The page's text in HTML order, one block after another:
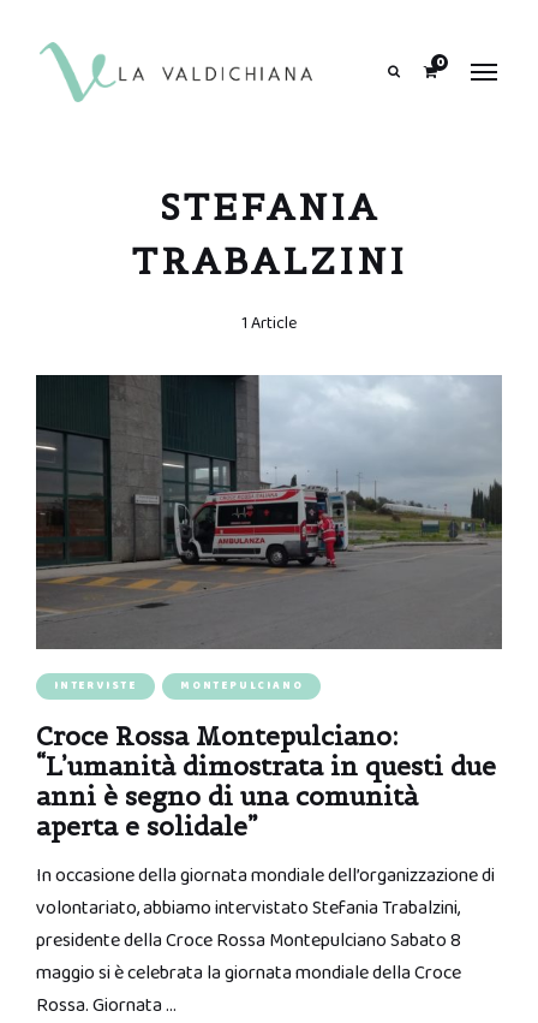
0
STEFANIA
TRABALZINI
1 Article
INTERVISTE MONTEPULCIANO
Croce Rossa Montepulciano:
“L’umanità dimostrata in questi due
anni è segno di una comunità
aperta e solidale”
In occasione della giornata mondiale dell’organizzazione di
volontariato, abbiamo intervistato Stefania Trabalzini,
presidente della Croce Rossa Montepulciano Sabato 8
maggio si è celebrata la giornata mondiale della Croce
Rossa. Giornata …